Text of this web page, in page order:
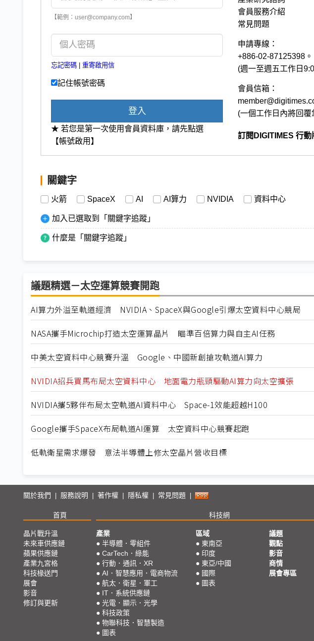
【範例：user@company.com】
忘記密碼 重寄啟用信
記住帳號密碼
登入
★ 若您是第一次使用會員資料庫，請先點選
【帳號啟用】
會員服務介紹
常見問題
申請專線：
+886-02-87125398。
(週一至週五工作日
會員信箱：
(一個工作日內將回覆
訂閱DIGITIMES 行動
關鍵字
火箭 SpaceX AI AI算力 NVIDIA 資料中心
加入已選取到「關鍵字追蹤」
什麼是「關鍵字追蹤」
議題精選－太空運算競賽開跑
AI算力外溢至軌道經濟 NVIDIA、SpaceX與Google引爆太空資料中心競局
NASA攜手Microchip打造太空運算晶片 瞄準百倍算力與自主AI任務
中美太空資料中心競賽升溫 Google、中國新創搶攻軌道AI算力
NVIDIA招兵買馬布局太空資料中心 地面電力瓶頸驅動AI算力向太空擴張
NVIDIA攜5夥伴布局太空軌道AI資料中心 Space-1效能超越H100
Google攜手SpaceX布局軌道AI運算 太空資料中心競賽起跑
低軌衛星需求爆發 意法半導體上修太空晶片營收目標
關於我們 服務說明 著作權 隱私權 常見問題
首頁 科技網
晶片戰升溫
未來車供應鏈
蘋果供應鏈
產業九宮格
科技椽送門
展會
影音
修訂與更新
產業
● 半導體．零組件
● CarTech．綠能
● 行動．通訊．XR
● AI．智慧應用．電商物流
● 航太．衛星．軍工
● IT．系統供應鏈
● 光電．顯示．光學
● 科技政策
● 物聯科技．智慧製造
● 圖表
區域
● 東南亞
● 印度
● 東亞/中國
● 國際
● 圖表
議題
觀點
影音
商情
展會專區